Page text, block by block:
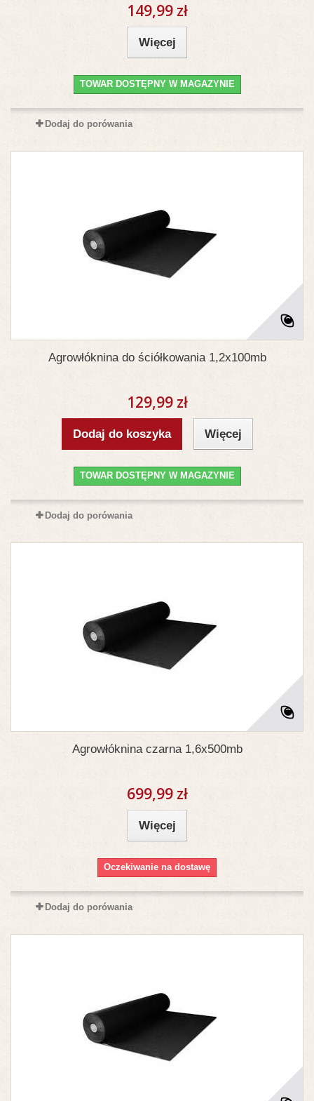
149,99 zł
Więcej
TOWAR DOSTĘPNY W MAGAZYNIE
Dodaj do porówania
Agrowłóknina do ściółkowania 1,2x100mb
129,99 zł
Dodaj do koszyka Więcej
TOWAR DOSTĘPNY W MAGAZYNIE
Dodaj do porówania
Agrowłóknina czarna 1,6x500mb
699,99 zł
Więcej
Oczekiwanie na dostawę
Dodaj do porówania